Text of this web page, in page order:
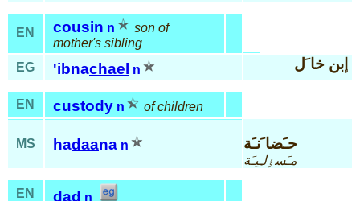
EN cousin n
son of
mother's sibling
EG
'ibnachael n إبن خا َل
EN custody n of children
MS hadaana n حـَضا َنـَة
مـَسٶلـِيـَة
EN dad n